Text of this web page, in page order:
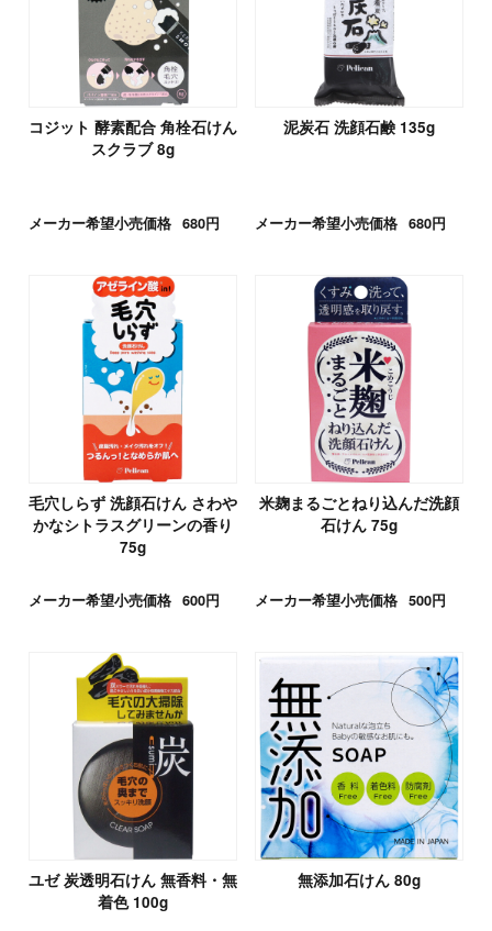
コジット 酵素配合 角栓石けん
スクラブ 8g
メーカー希望小売価格 680円
泥炭石 洗顔石鹸 135g
メーカー希望小売価格 680円
毛穴しらず 洗顔石けん さわや
かなシトラスグリーンの香り
75g
メーカー希望小売価格 600円
米麹まるごとねり込んだ洗顔
石けん 75g
メーカー希望小売価格 500円
ユゼ 炭透明石けん 無香料・無
着色 100g
無添加石けん 80g